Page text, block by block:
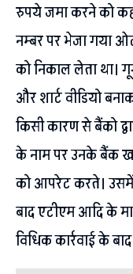
रुपये जमा करने को
नम्बर पर भेजा गया
को निकाल लेता था।
और शार्ट वीडियो
किसी कारण से बैंको
के नाम पर उनके बैंक
को आपरेट करते। उसमें
बाद एटीएम आदि के
विधिक कार्रवाई के